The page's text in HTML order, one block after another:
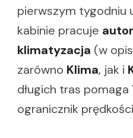
pierwszym tygodniu
kabinie pracuje
klimatyzacja (w
zarówno Klima, jak i
długich tras pomaga
ogranicznik